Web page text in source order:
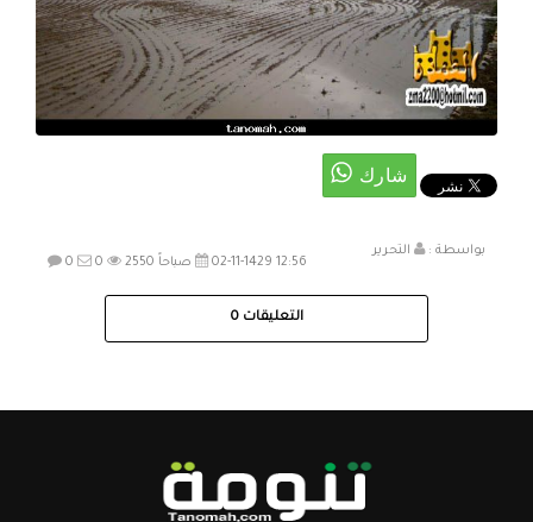
بواسطة :
التحرير
02-11-1429 12:56 صباحاً
0 0 2550
التعليقات 0